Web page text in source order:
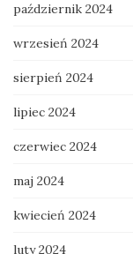
październik 2024
wrzesień 2024
sierpień 2024
lipiec 2024
czerwiec 2024
maj 2024
kwiecień 2024
luty 2024